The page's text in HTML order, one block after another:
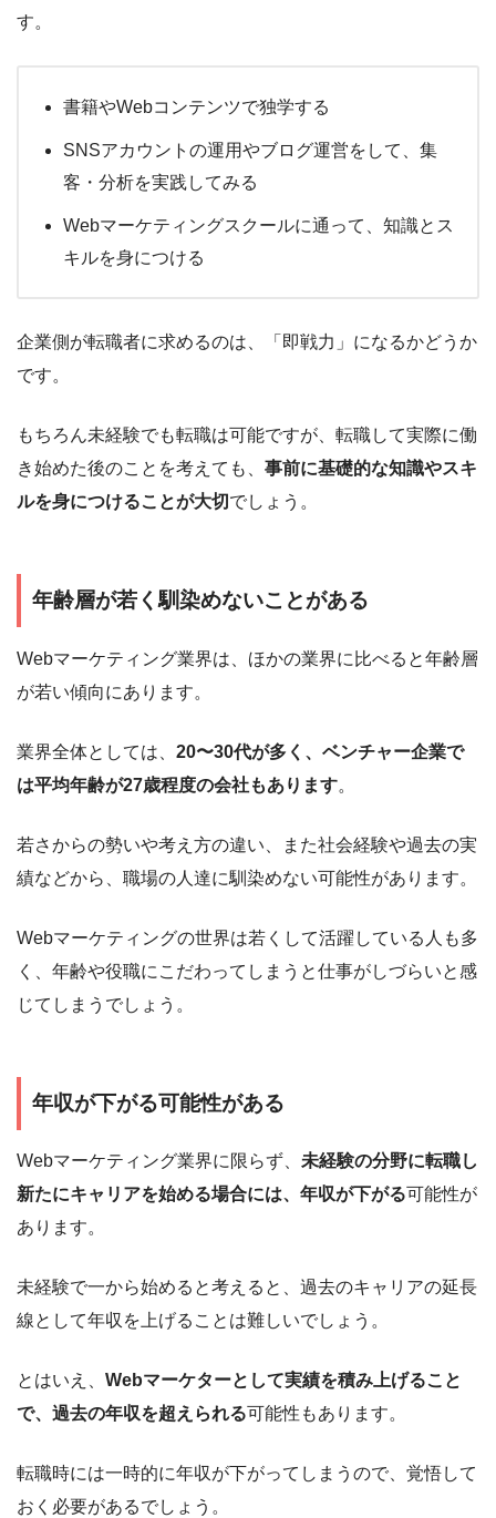
す。
書籍やWebコンテンツで独学する
SNSアカウントの運用やブログ運営をして、集
客・分析を実践してみる
Webマーケティングスクールに通って、知識とス
キルを身につける
企業側が転職者に求めるのは、「即戦力」になるかどうか
です。
もちろん未経験でも転職は可能ですが、転職して実際に働
き始めた後のことを考えても、 事前に基礎的な知識やスキ
ルを身につけることが大切 でしょう。
年齢層が若く馴染めないことがある
Webマーケティング業界は、ほかの業界に比べると年齢層
が若い傾向にあります。
業界全体としては、 20〜30代が多く、ベンチャー企業で
は平均年齢が27歳程度の会社もあります。
若さからの勢いや考え方の違い、また社会経験や過去の実
績などから、職場の人達に馴染めない可能性があります。
Webマーケティングの世界は若くして活躍している人も多
く、年齢や役職にこだわってしまうと仕事がしづらいと感
じてしまうでしょう。
年収が下がる可能性がある
Webマーケティング業界に限らず、 未経験の分野に転職し
新たにキャリアを始める場合には、年収が下がる可能性が
あります。
未経験で一から始めると考えると、過去のキャリアの延長
線として年収を上げることは難しいでしょう。
とはいえ、 Webマーケターとして実績を積み上げること
で、過去の年収を超えられる可能性もあります。
転職時には一時的に年収が下がってしまうので、覚悟して
おく必要があるでしょう。